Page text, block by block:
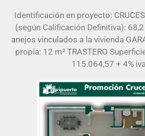
Identificación en proyecto:
(según Calificación Definitiva):
anejos vinculados a la vivienda
propia: 12 m² TRASTERO
115.064,57 + 4%